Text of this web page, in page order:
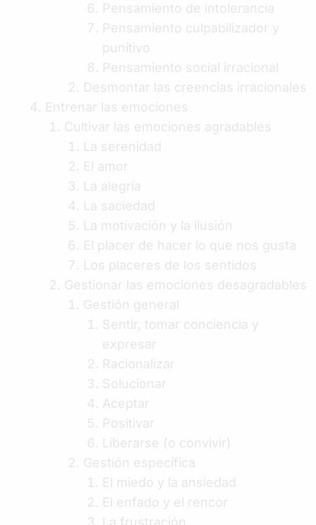
Pensamiento de intolerancia
Pensamiento culpabilizador y
punitivo
Pensamiento social irracional
Desmontar las creencias irracionales
Entrenar las emociones
Cultivar las emociones agradables
La serenidad
El amor
La alegría
La saciedad
La motivación y la ilusión
El placer de hacer lo que nos gusta
Los placeres de los sentidos
Gestionar las emociones desagradables
Gestión general
Sentir, tomar conciencia y
expresar
Racionalizar
Solucionar
Aceptar
Positivar
Liberarse (o convivir)
Gestión específica
El miedo y la ansiedad
El enfado y el rencor